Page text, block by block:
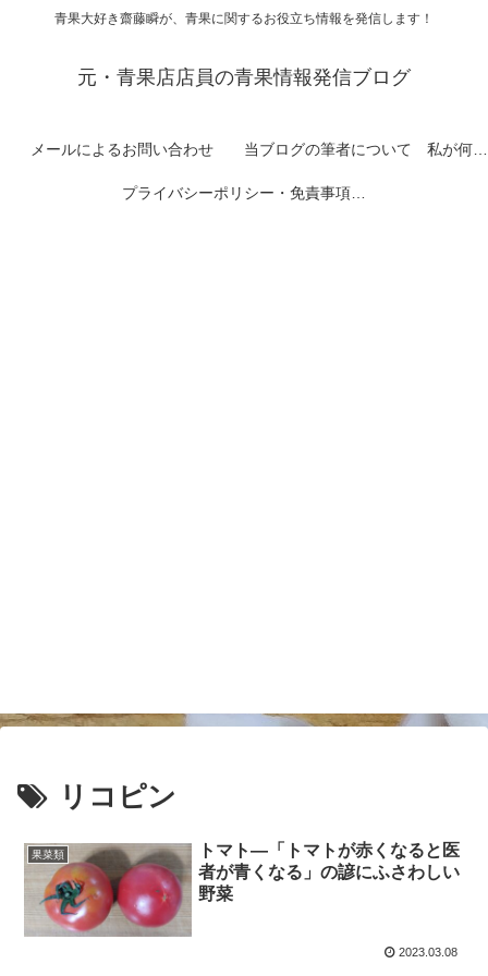
青果大好き齋藤瞬が、青果に関するお役立ち情報を発信します！
元・青果店店員の青果情報発信ブログ
メールによるお問い合わせ 当ブログの筆者について 私が何者なのかを紹介します
プライバシーポリシー・免責事項など
リコピン
果菜類
トマト―「トマトが赤くなると医
者が青くなる」の諺にふさわしい
野菜
2023.03.08